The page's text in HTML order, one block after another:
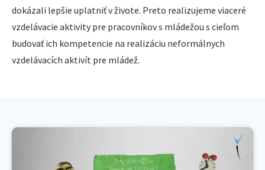
dokázali lepšie uplatniť v živote. Preto realizujeme viaceré
vzdelávacie aktivity pre pracovníkov s mládežou s cieľom
budovať ich kompetencie na realizáciu neformálnych
vzdelávacích aktivít pre mládež.